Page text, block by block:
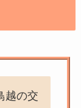
越の交